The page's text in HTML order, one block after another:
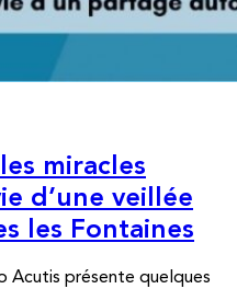
miracles
d’une veillée
les Fontaines
Acutis présente quelques